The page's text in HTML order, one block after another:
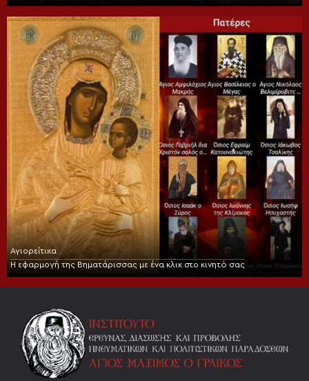
Αγιορείτικα
Η εφαρμογή της Βηματάρισσας με ένα κλικ στο κινητό σας